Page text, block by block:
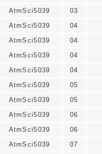
AtmSci5039 03
AtmSci5039 04
AtmSci5039 04
AtmSci5039 04
AtmSci5039 04
AtmSci5039 05
AtmSci5039 05
AtmSci5039 06
AtmSci5039 06
AtmSci5039 07